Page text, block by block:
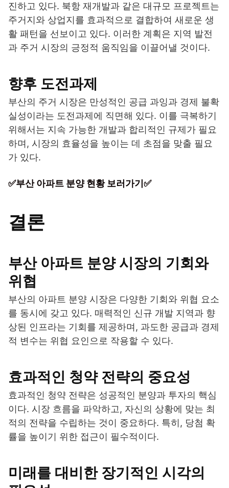
진하고 있다. 북항 재개발과 같은 대규모 프로젝트는
주거지와 상업지를 효과적으로 결합하여 새로운 생
활 패턴을 선보이고 있다. 이러한 계획은 지역 발전
과 주거 시장의 긍정적 움직임을 이끌어낼 것이다.
향후 도전과제
부산의 주거 시장은 만성적인 공급 과잉과 경제 불확
실성이라는 도전과제에 직면해 있다. 이를 극복하기
위해서는 지속 가능한 개발과 합리적인 규제가 필요
하며, 시장의 효율성을 높이는 데 초점을 맞출 필요
가 있다.
✅부산 아파트 분양 현황 보러가기✅
결론
부산 아파트 분양 시장의 기회와
위협
부산의 아파트 분양 시장은 다양한 기회와 위협 요소
를 동시에 갖고 있다. 매력적인 신규 개발 지역과 향
상된 인프라는 기회를 제공하며, 과도한 공급과 경제
적 변수는 위협 요인으로 작용할 수 있다.
효과적인 청약 전략의 중요성
효과적인 청약 전략은 성공적인 분양과 투자의 핵심
이다. 시장 흐름을 파악하고, 자신의 상황에 맞는 최
적의 전략을 수립하는 것이 중요하다. 특히, 당첨 확
률을 높이기 위한 접근이 필수적이다.
미래를 대비한 장기적인 시각의